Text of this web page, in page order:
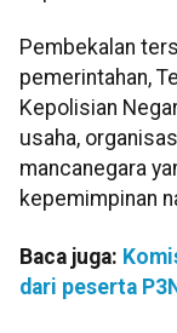
Pembekalan
pemerintahan,
Kepolisian
usaha,
mancanegara
kepemimpinan
Baca juga:
dari peserta